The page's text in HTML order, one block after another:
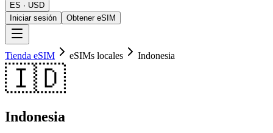
ES · USD
Iniciar sesión
Obtener eSIM
Tienda eSIM eSIMs locales Indonesia
🇮🇩
Indonesia